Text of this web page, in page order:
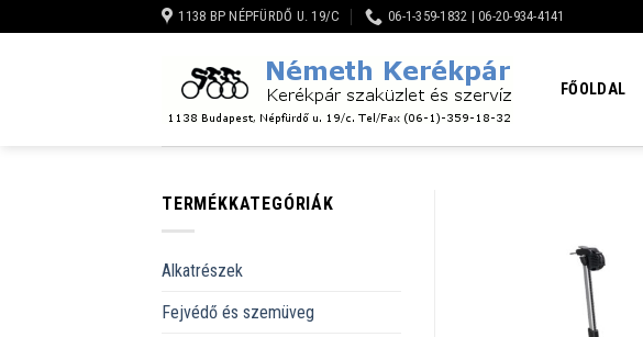
to
1138 BP NÉPFÜRDŐ U. 19/C 06-1-359-1832 | 06-20-934-4141
FŐOLDAL
TERMÉKKATEGÓRIÁK
Alkatrészek
Fejvédő és szemüveg